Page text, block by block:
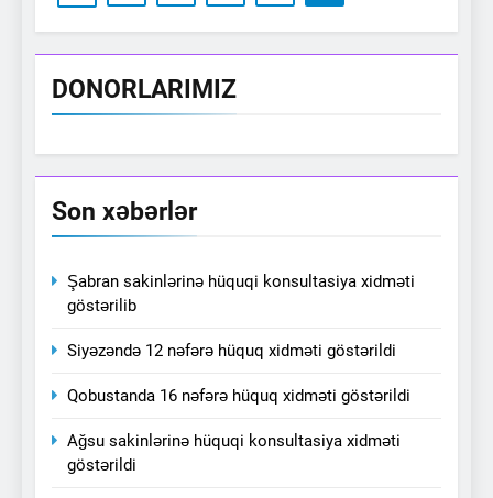
DONORLARIMIZ
Son xəbərlər
Şabran sakinlərinə hüquqi konsultasiya xidməti
göstərilib
Siyəzəndə 12 nəfərə hüquq xidməti göstərildi
Qobustanda 16 nəfərə hüquq xidməti göstərildi
Ağsu sakinlərinə hüquqi konsultasiya xidməti
göstərildi